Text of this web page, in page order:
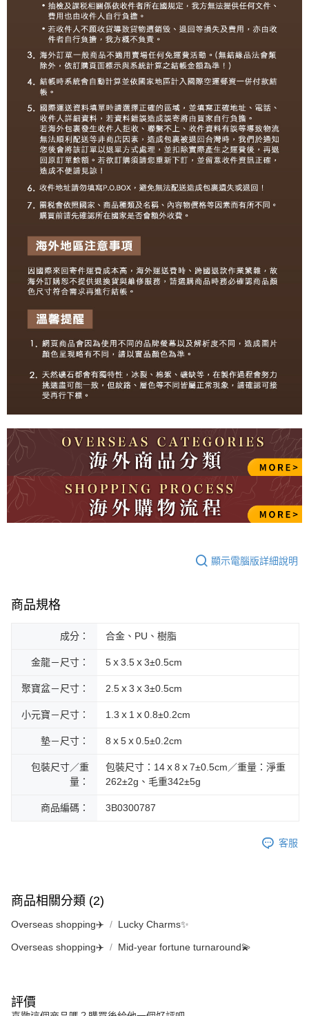
顯示電腦版詳細說明
商品規格
成分： 合金、PU、樹脂
金龍－尺寸： 5ｘ3.5ｘ3±0.5cm
聚寶盆－尺寸： 2.5ｘ3ｘ3±0.5cm
小元寶－尺寸： 1.3ｘ1ｘ0.8±0.2cm
墊－尺寸： 8ｘ5ｘ0.5±0.2cm
包裝尺寸／重
量：
包裝尺寸：14ｘ8ｘ7±0.5cm／重量：淨重
262±2g、毛重342±5g
商品編碼： 3B0300787
客服
商品相關分類 (2)
Overseas shopping✈️ Lucky Charms✨
Overseas shopping✈️ Mid-year fortune turnaround💫
評價